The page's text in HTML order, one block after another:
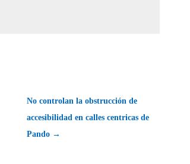
No controlan la obstrucción de
accesibilidad en calles centricas de
Pando →